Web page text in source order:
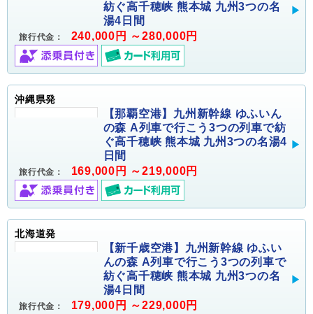
紡ぐ高千穂峡 熊本城 九州3つの名
湯4日間
旅行代金： 240,000円 ～280,000円
沖縄県発
【那覇空港】九州新幹線 ゆふいん
の森 A列車で行こう3つの列車で紡
ぐ高千穂峡 熊本城 九州3つの名湯4
日間
旅行代金： 169,000円 ～219,000円
北海道発
【新千歳空港】九州新幹線 ゆふい
んの森 A列車で行こう3つの列車で
紡ぐ高千穂峡 熊本城 九州3つの名
湯4日間
旅行代金： 179,000円 ～229,000円